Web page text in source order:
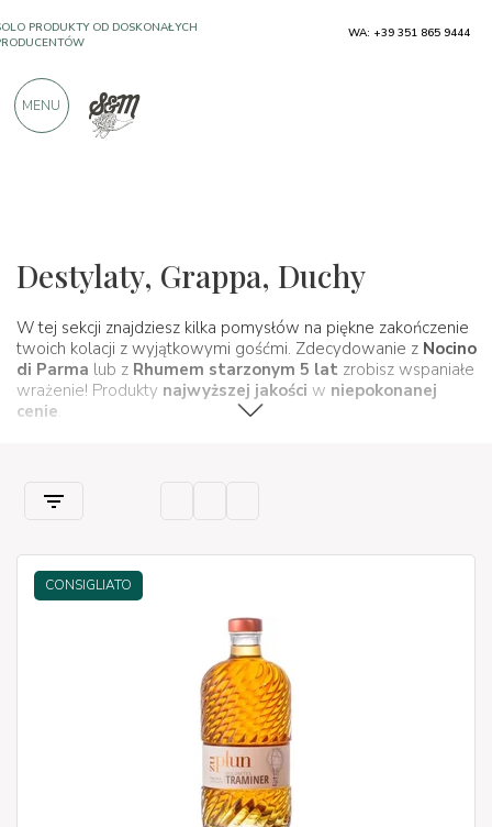
Destylaty, Grappa, Duchy
W tej sekcji znajdziesz kilka pomysłów na piękne zakończenie
twoich kolacji z wyjątkowymi gośćmi. Zdecydowanie z Nocino
di Parma lub z Rhumem starzonym 5 lat zrobisz wspaniałe
wrażenie! Produkty najwyższej jakości w niepokonanej
cenie.
CONSIGLIATO
WA: +39 351 865 9444
MENU